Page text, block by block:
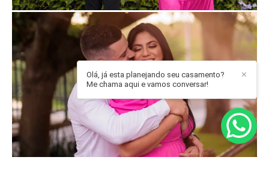
✕
Olá, já esta planejando seu casamento?
Me chama aqui e vamos conversar!